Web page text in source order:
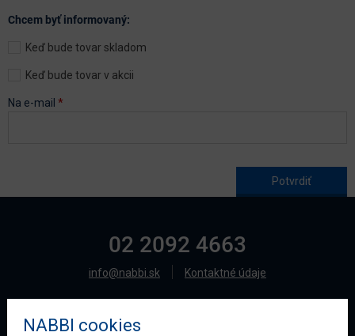
Akcie
Chcem byť informovaný:
Keď bude tovar skladom
Keď bude tovar v akcii
Na e-mail *
02 2092 4663
info@nabbi.sk Kontaktné údaje
NABBI cookies